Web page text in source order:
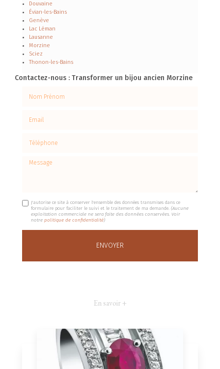
Douvaine
Évian-les-Bains
Genève
Lac Léman
Lausanne
Morzine
Sciez
Thonon-les-Bains
Contactez-nous : Transformer un bijou ancien Morzine
Message
J'autorise ce site à conserver l'ensemble des données transmises dans ce
formulaire pour faciliter le suivi et le traitement de ma demande.(Aucune
exploitation commerciale ne sera faite des données conservées. Voir
notrepolitique de confidentialité)
En savoir +